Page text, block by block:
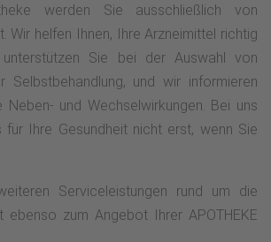
werden Sie ausschließlich von
Wir helfen Ihnen, Ihre Arzneimittel richtig
unterstützen Sie bei der Auswahl von
Selbstbehandlung, und wir informieren
Neben- und Wechselwirkungen. Bei uns
für Ihre Gesundheit nicht erst, wenn Sie
Serviceleistungen rund um die
ebenso zum Angebot Ihrer APOTHEKE